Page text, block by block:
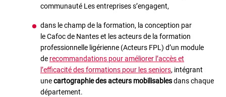
communauté Les entreprises s’engagent,
dans le champ de la formation, la conception par
le Cafoc de Nantes et les acteurs de la formation
professionnelle ligérienne (Acteurs FPL) d’un module
de recommandations pour améliorer l’accès et
l’efficacité des formations pour les seniors, intégrant
unecartographie des acteurs mobilisablesdans chaque
département.